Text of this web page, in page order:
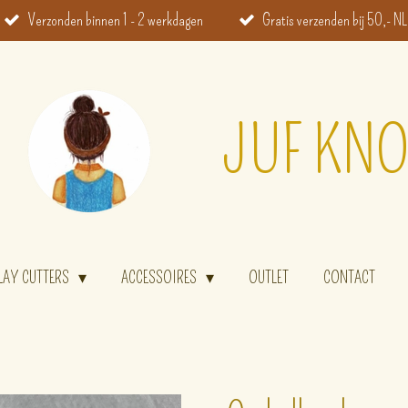
Verzonden binnen 1 - 2 werkdagen Gratis verzenden bij 50,- NL
JUF
CUTTERS ACCESSOIRES OUTLET CONTACT